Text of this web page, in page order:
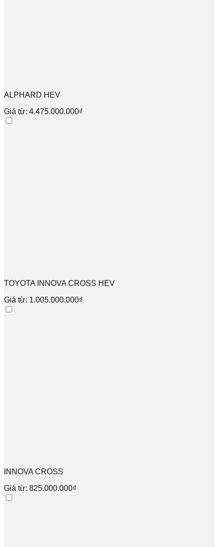
ALPHARD HEV
Giá từ: 4.475.000.000₫
TOYOTA INNOVA CROSS HEV
Giá từ: 1.005.000.000₫
INNOVA CROSS
Giá từ: 825.000.000₫